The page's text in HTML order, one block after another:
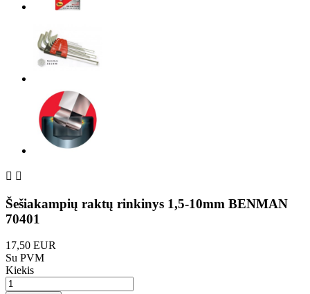
 
Šešiakampių raktų rinkinys 1,5-10mm BENMAN
70401
17,50 EUR
Su PVM
Kiekis